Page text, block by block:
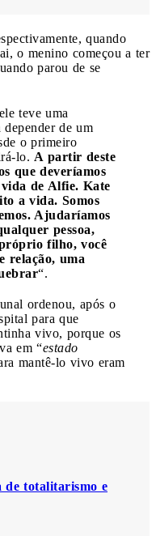
quando
o menino começou a ter
parou de se
teve uma
de um
o primeiro
lo. A partir deste
que deveríamos
de Alfie. Kate
a vida. Somos
Ajudaríamos
pessoa,
filho, você
relação, uma
“.
ordenou, após o
para que
vivo, porque os
em “estado
mantê-lo vivo eram
totalitarismo e